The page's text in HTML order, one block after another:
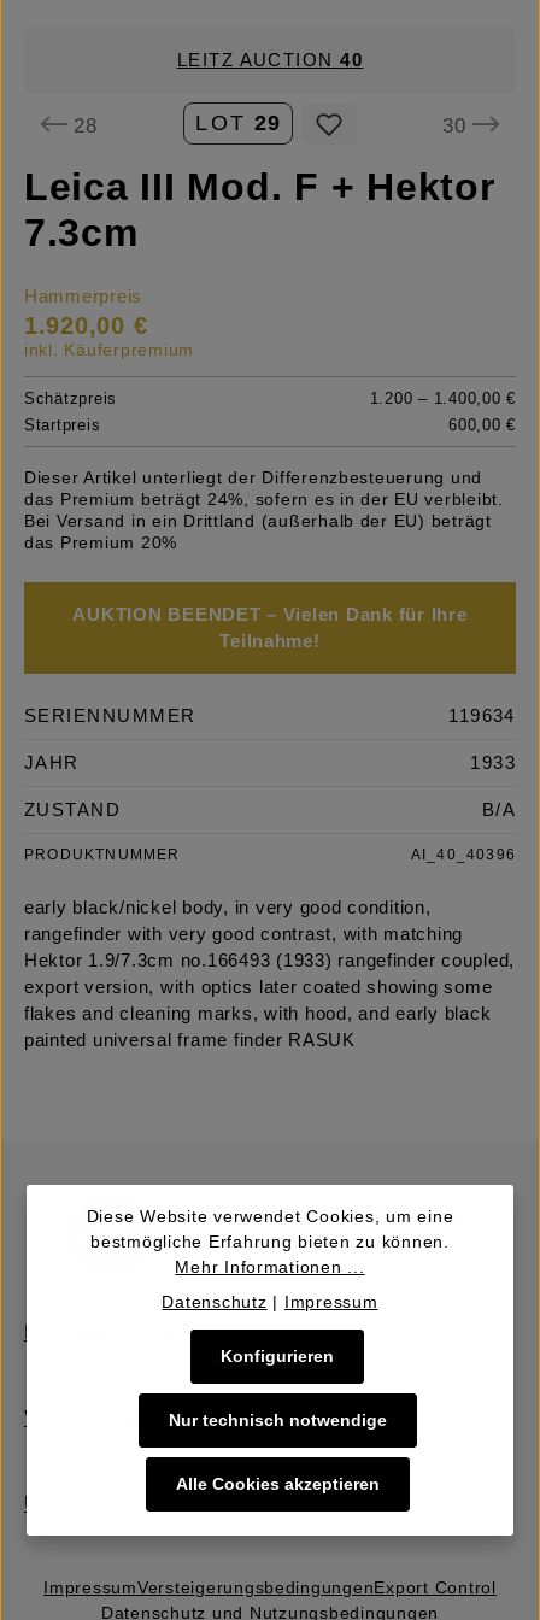
LEITZ AUCTION40
28 LOT 29 30
Leica III Mod. F + Hektor
7.3cm
Hammerpreis
1.920,00 €
inkl. Käuferpremium
Schätzpreis
1.200 – 1.400,00 €
Startpreis
600,00 €
Dieser Artikel unterliegt der Differenzbesteuerung und
das Premium beträgt 24%, sofern es in der EU verbleibt.
Bei Versand in ein Drittland (außerhalb der EU) beträgt
das Premium 20%
AUKTION BEENDET – Vielen Dank für Ihre
Teilnahme!
SERIENNUMMER 119634
JAHR 1933
ZUSTAND B/A
PRODUKTNUMMER AI_40_40396
early black/nickel body, in very good condition,
rangefinder with very good contrast, with matching
Hektor 1.9/7.3cm no.166493 (1933) rangefinder coupled,
export version, with optics later coated showing some
flakes and cleaning marks, with hood, and early black
painted universal frame finder RASUK
Verkaufen | Einbringen
Über uns
ImpressumVersteigerungs­bedingungenExport Control
Datenschutz und Nutzungsbedingungen
Diese Website verwendet Cookies, um eine
bestmögliche Erfahrung bieten zu können.
Mehr Informationen ...
Datenschutz | Impressum
Nur technisch notwendige
Konfigurieren
Alle Cookies akzeptieren